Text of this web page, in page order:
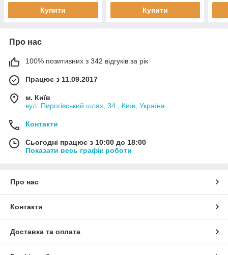
Купити Купити
Про нас
100% позитивних з 342 відгуків за рік
Працює з 11.09.2017
м. Київ
вул. Пирогівський шлях, 34 , Київ, Україна
Контакти
Сьогодні працює з 10:00 до 18:00
Показати весь графік роботи
Про нас
Контакти
Доставка та оплата